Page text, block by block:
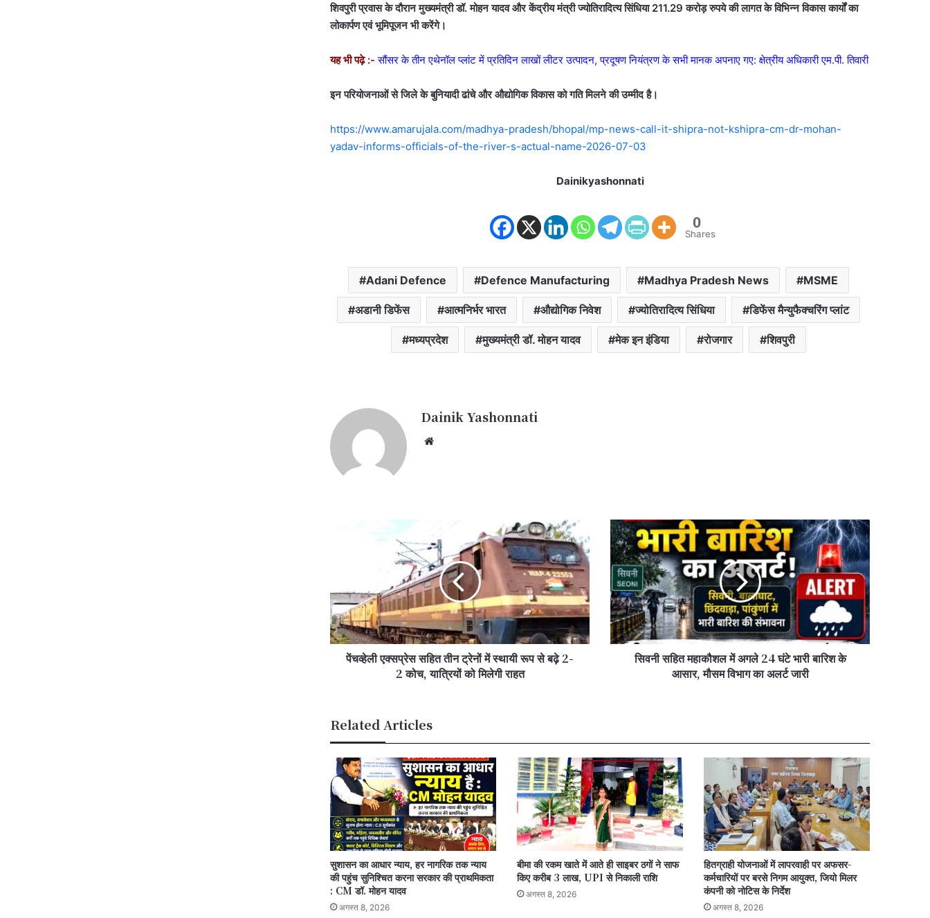
शिवपुरी प्रवास के दौरान मुख्यमंत्री डॉ. मोहन यादव और केंद्रीय मंत्री ज्योतिरादित्य सिंधिया 211.29 करोड़ रुपये की लागत के विभिन्न विकास कार्यों का
लोकार्पण एवं भूमिपूजन भी करेंगे।
यह भी पढ़े :-सौंसर के तीन एथेनॉल प्लांट में प्रतिदिन लाखों लीटर उत्पादन, प्रदूषण नियंत्रण के सभी मानक अपनाए गए: क्षेत्रीय अधिकारी एम.पी. तिवारी
इन परियोजनाओं से जिले के बुनियादी ढांचे और औद्योगिक विकास को गति मिलने की उम्मीद है।
https://www.amarujala.com/madhya-pradesh/bhopal/mp-news-call-it-shipra-not-kshipra-cm-dr-mohan-
yadav-informs-officials-of-the-river-s-actual-name-2026-07-03
Dainikyashonnati
0
Shares
Adani Defence Defence Manufacturing Madhya Pradesh News MSME
अडानी डिफेंस आत्मनिर्भर भारत औद्योगिक निवेश ज्योतिरादित्य सिंधिया डिफेंस मैन्युफैक्चरिंग प्लांट
मध्यप्रदेश मुख्यमंत्री डॉ. मोहन यादव मेक इन इंडिया रोजगार शिवपुरी
Dainik Yashonnati
में
स्थायी
रूप
से
को
मिलेगी
राहत
पेंचव्हेली एक्सप्रेस सहित तीन ट्रेनों में स्थायी रूप से बढ़े 2-
2 कोच, यात्रियों को मिलेगी राहत
सिवनी
सहित
महाकौशल
में
अगले
24
घंटे
भारी
बारिश
जारी
सिवनी सहित महाकौशल में अगले 24 घंटे भारी बारिश के
आसार, मौसम विभाग का अलर्ट जारी
Related Articles
सुशासन का आधार न्याय, हर नागरिक तक न्याय
की पहुंच सुनिश्चित करना सरकार की प्राथमिकता
: CM डॉ. मोहन यादव
अगस्त 8, 2026
बीमा की रकम खाते में आते ही साइबर ठगों ने साफ
किए करीब 3 लाख, UPI से निकाली राशि
अगस्त 8, 2026
हितग्राही योजनाओं में लापरवाही पर अफसर-
कर्मचारियों पर बरसे निगम आयुक्त, जियो मिलर
कंपनी को नोटिस के निर्देश
अगस्त 8, 2026